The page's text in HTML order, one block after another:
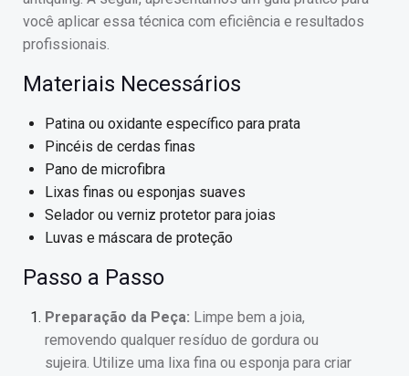
você aplicar essa técnica com eficiência e resultados
profissionais.
Materiais Necessários
Patina ou oxidante específico para prata
Pincéis de cerdas finas
Pano de microfibra
Lixas finas ou esponjas suaves
Selador ou verniz protetor para joias
Luvas e máscara de proteção
Passo a Passo
Preparação da Peça: Limpe bem a joia,
removendo qualquer resíduo de gordura ou
sujeira. Utilize uma lixa fina ou esponja para criar